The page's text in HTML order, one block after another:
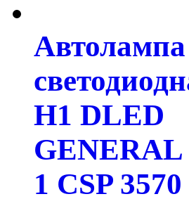
Автолампа
H1 DLED
GENERAL
1 CSP 3570